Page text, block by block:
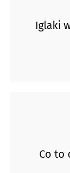
Iglaki
Co to